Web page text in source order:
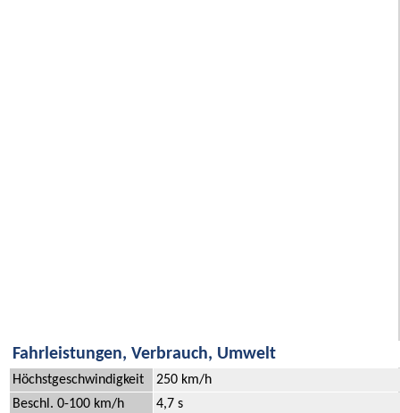
Fahrleistungen, Verbrauch, Umwelt
Höchstgeschwindigkeit
250 km/h
Beschl. 0-100 km/h
4,7 s